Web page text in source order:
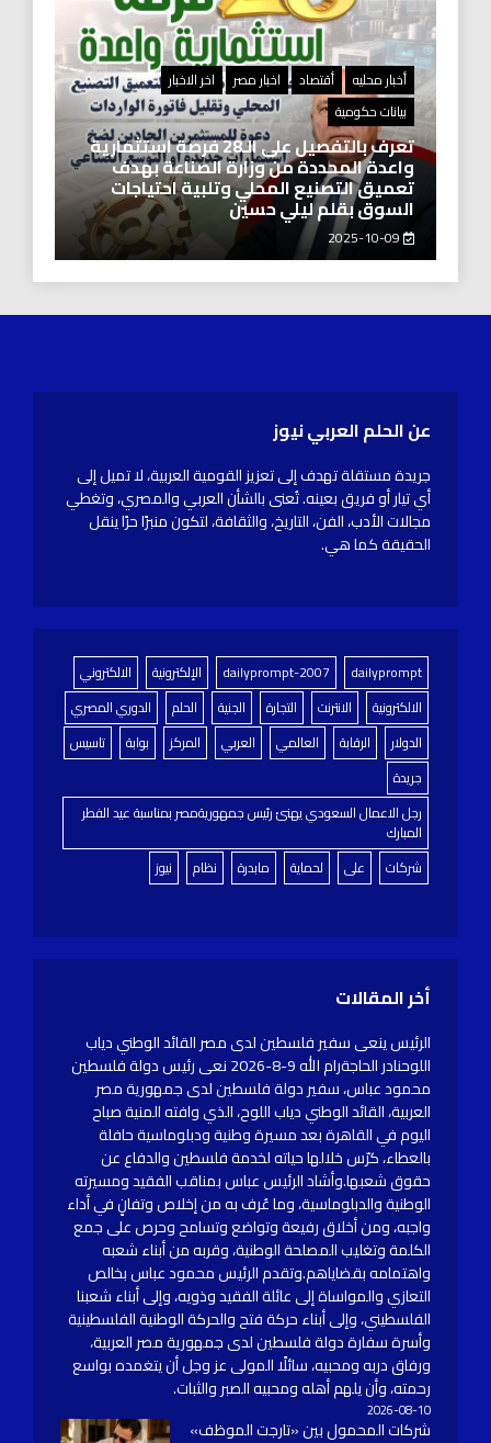
أخبار محليه أقتصاد اخبار مصر
اخر الاخبار
بيانات حكومية
تعرف بالتفصيل على الـ28 فرصة استثمارية
واعدة المحددة من وزارة الصناعة بهدف
تعميق التصنيع المحلي وتلبية احتياجات
السوق بقلم ليلي حسين
عن الحلم العربي نيوز
جريدة مستقلة تهدف إلى تعزيز القومية العربية، لا تميل إلى
أي تيار أو فريق بعينه. تُعنى بالشأن العربي والمصري، وتغطي
مجالات الأدب، الفن، التاريخ، والثقافة، لتكون منبرًا حرًا ينقل
الحقيقة كما هي.
dailyprompt
dailyprompt-2007 الإلكترونية
الالكتروني
الالكترونية
الانترنت التجارة الجنية الحلم
الدوري المصري
الدولار
الرقابة العالمي العربي المركز بوابة
تاسيس
جريدة
رجل الاعمال السعودي يهنئ رئيس جمهوريةمصر بمناسبة عيد الفطر
المبارك
شركات
على لحماية مابدرة نظام نيوز
أخر المقالات
الرئيس ينعى سفير فلسطين لدى مصر القائد الوطني دياب
اللوحنادر الحاجةرام الله 9-8-2026 نعى رئيس دولة فلسطين
محمود عباس، سفير دولة فلسطين لدى جمهورية مصر
العربية، القائد الوطني دياب اللوح، الذي وافته المنية صباح
اليوم في القاهرة بعد مسيرة وطنية ودبلوماسية حافلة
بالعطاء، كرّس خلالها حياته لخدمة فلسطين والدفاع عن
حقوق شعبها.وأشاد الرئيس عباس بمناقب الفقيد ومسيرته
الوطنية والدبلوماسية، وما عُرف به من إخلاص وتفانٍ في أداء
واجبه، ومن أخلاق رفيعة وتواضع وتسامح وحرص على جمع
الكلمة وتغليب المصلحة الوطنية، وقربه من أبناء شعبه
واهتمامه بقضاياهم.وتقدم الرئيس محمود عباس بخالص
التعازي والمواساة إلى عائلة الفقيد وذويه، وإلى أبناء شعبنا
الفلسطيني، وإلى أبناء حركة فتح والحركة الوطنية الفلسطينية
وأسرة سفارة دولة فلسطين لدى جمهورية مصر العربية،
ورفاق دربه ومحبيه، سائلًا المولى عز وجل أن يتغمده بواسع
رحمته، وأن يلهم أهله ومحبيه الصبر والثبات.
2026-08-10
شركات المحمول بين «تارجت الموظف»